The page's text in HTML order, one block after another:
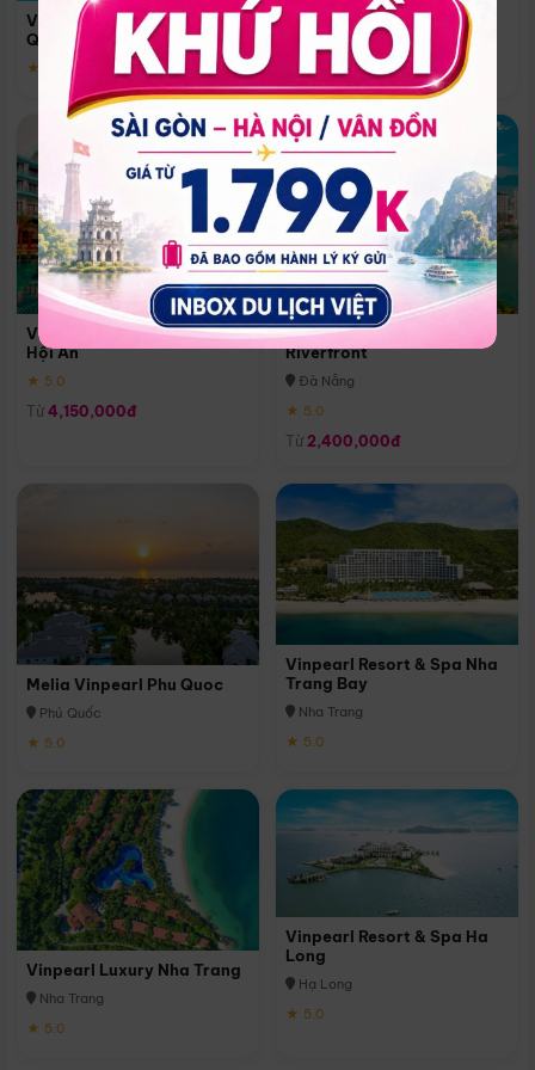
Vinpearl Resort & Spa Phu
Quoc
★ 5.0
Quoc
Phú Quốc
★ 5.0
Vinpearl Resort & Golf Nam
Hội An
★ 5.0
Từ 4,150,000đ
Melia Vinpearl Danang
Riverfront
Đà Nẵng
★ 5.0
Từ 2,400,000đ
Melia Vinpearl Phu Quoc
Phú Quốc
★ 5.0
Vinpearl Resort & Spa Nha
Trang Bay
Nha Trang
★ 5.0
Vinpearl Luxury Nha Trang
Nha Trang
★ 5.0
Vinpearl Resort & Spa Ha
Long
Hạ Long
★ 5.0